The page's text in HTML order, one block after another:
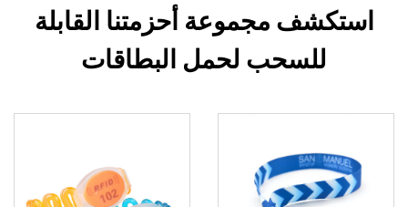
استكشف مجموعة أحزمتنا القابلة
للسحب لحمل البطاقات